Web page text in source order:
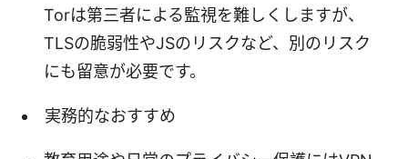
Torは第三者による監視を難しくしますが、
TLSの脆弱性やJSのリスクなど、別のリスク
にも留意が必要です。
実務的なおすすめ